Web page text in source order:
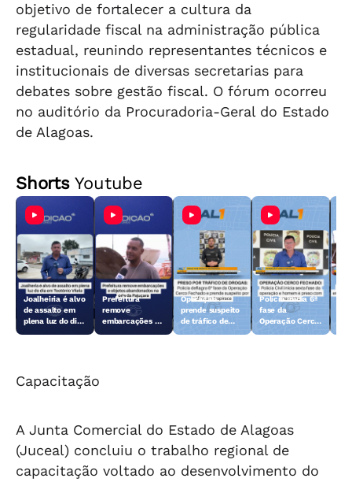
objetivo de fortalecer a cultura da
regularidade fiscal na administração pública
estadual, reunindo representantes técnicos e
institucionais de diversas secretarias para
debates sobre gestão fiscal. O fórum ocorreu
no auditório da Procuradoria-Geral do Estado
de Alagoas.
ShortsYoutube
Joalheiria é alvo
de assalto em
plena luz do dia
Prefeitura
remove
embarcações e
Operação
prende suspeito
de tráfico de
Polícia inicia 6ª
fase da
Operação Cerco
Capacitação
A Junta Comercial do Estado de Alagoas
(Juceal) concluiu o trabalho regional de
capacitação voltado ao desenvolvimento do